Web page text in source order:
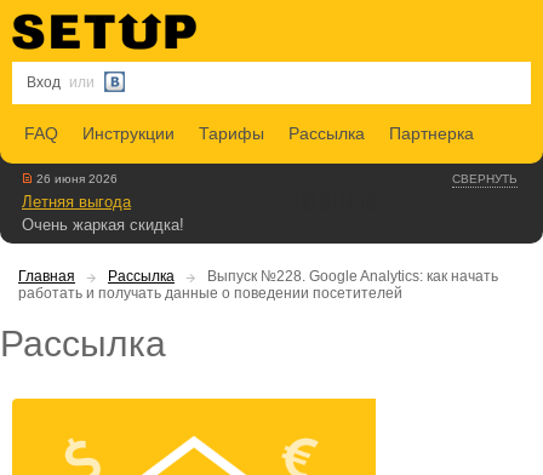
Вход или
FAQ Инструкции Тарифы Рассылка Партнерка
СВЕРНУТЬ
26 июня 2026
Летняя выгода
Очень жаркая скидка!
Главная Рассылка
Выпуск №228. Google Analytics: как начать
работать и получать данные о поведении посетителей
Рассылка